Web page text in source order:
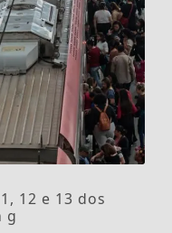
12 e 13 dos
g